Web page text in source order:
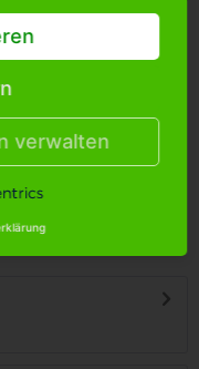
verwalten